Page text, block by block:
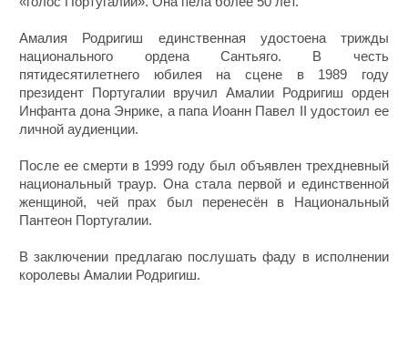
Амалия Родригиш единственная удостоена трижды
национального ордена Сантьяго. В честь
пятидесятилетнего юбилея на сцене в 1989 году
президент Португалии вручил Амалии Родригиш орден
Инфанта дона Энрике, а папа Иоанн Павел II удостоил ее
личной аудиенции.
После ее смерти в 1999 году был объявлен трехдневный
национальный траур. Она стала первой и единственной
женщиной, чей прах был перенесён в Национальный
Пантеон Португалии.
В заключении предлагаю послушать фаду в исполнении
королевы Амалии Родригиш.